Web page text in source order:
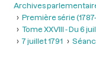
Archives
Première série
Tome XXVIII - Du 6
7 juillet 1791